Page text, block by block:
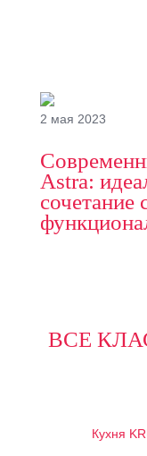
2 мая 2023
Astra:
сочетание
ВСЕ
Кухня